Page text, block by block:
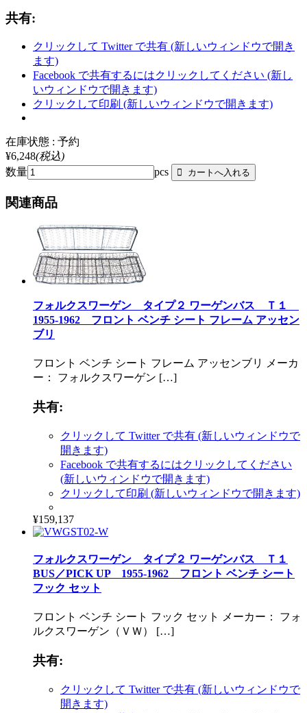
共有:
クリックして Twitter で共有 (新しいウィンドウで開き
ます)
Facebook で共有するにはクリックしてください (新し
いウィンドウで開きます)
クリックして印刷 (新しいウィンドウで開きます)
在庫状態 : 予約
¥6,248(税込)
数量
pcs
関連商品
フォルクスワーゲン タイプ２ ワーゲンバス Ｔ１
1955-1962 フロント ベンチ シート フレーム アッセン
ブリ
フロント ベンチ シート フレーム アッセンブリ メーカ
ー： フォルクスワーゲン […]
共有:
クリックして Twitter で共有 (新しいウィンドウで
開きます)
Facebook で共有するにはクリックしてください
(新しいウィンドウで開きます)
クリックして印刷 (新しいウィンドウで開きます)
¥159,137
フォルクスワーゲン タイプ２ ワーゲンバス Ｔ１
BUS／PICK UP 1955-1962 フロント ベンチ シート
フック セット
フロント ベンチ シート フック セット メーカー： フォ
ルクスワーゲン（ＶＷ） […]
共有:
クリックして Twitter で共有 (新しいウィンドウで
開きます)